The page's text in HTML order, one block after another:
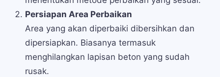
Persiapan Area Perbaikan
Area yang akan diperbaiki dibersihkan dan
dipersiapkan. Biasanya termasuk
menghilangkan lapisan beton yang sudah
rusak.